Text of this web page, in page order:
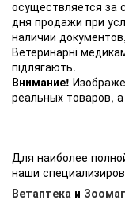
осуществляется за
дня продажи при
наличии
Ветеринарні
підлягають.
Внимание!
реальных товаров,
Для наиболее
наши
Ветаптека и